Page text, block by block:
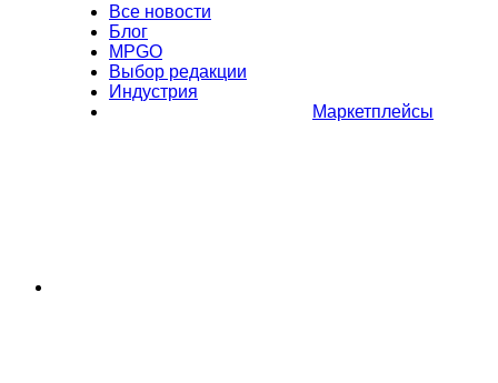
Все новости
Блог
MPGO
Выбор редакции
Индустрия
Маркетплейсы